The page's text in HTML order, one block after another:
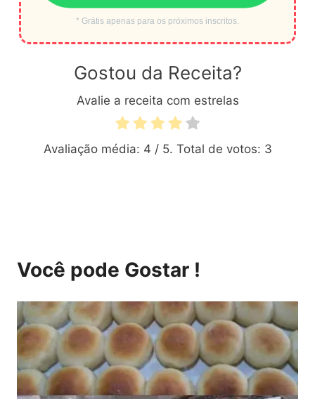
* Grátis apenas para os próximos inscritos.
Gostou da Receita?
Avalie a receita com estrelas
Avaliação média: 4 / 5. Total de votos: 3
Você pode Gostar !